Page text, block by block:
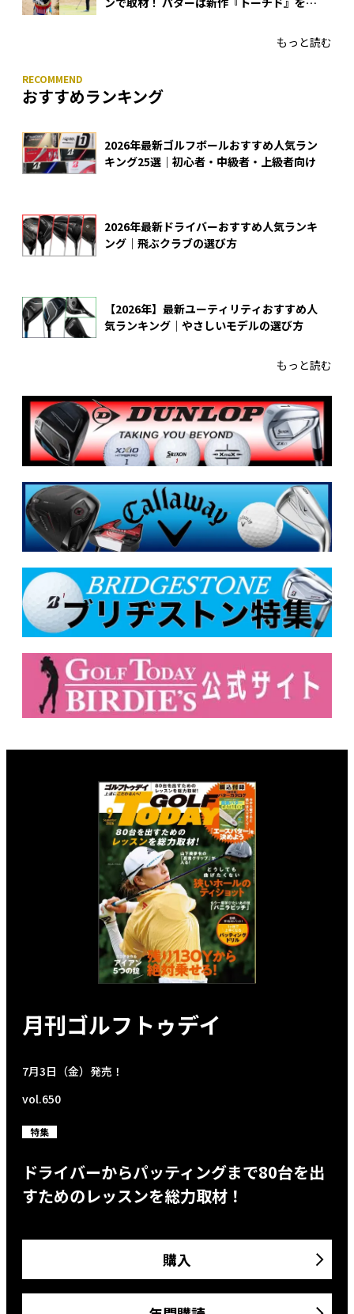
もっと読む
おすすめランキング
2026年最新ゴルフボールおすすめ人気ラン
キング25選｜初心者・中級者・上級者向け
2026年最新ドライバーおすすめ人気ランキ
ング｜飛ぶクラブの選び方
【2026年】最新ユーティリティおすすめ人
気ランキング｜やさしいモデルの選び方
もっと読む
月刊ゴルフトゥデイ
7月3日（金）発売！
vol.650
特集
ドライバーからパッティングまで80台を出
すためのレッスンを総力取材！
購入